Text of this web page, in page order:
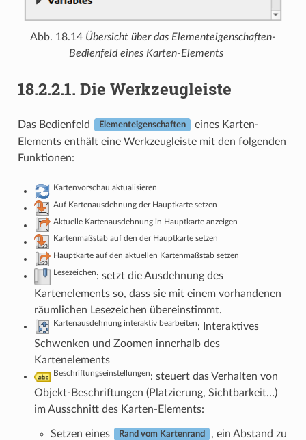
Abb. 18.14 Übersicht über das Elementeigenschaften-
Bedienfeld eines Karten-Elements
18.2.2.1. Die Werkzeugleiste
Das Bedienfeld Elementeigenschaften
eines Karten-
Elements enthält eine Werkzeugleiste mit den folgenden
Funktionen:
Kartenvorschau aktualisieren
Auf Kartenausdehnung der Hauptkarte setzen
Aktuelle Kartenausdehnung in Hauptkarte anzeigen
Kartenmaßstab auf den der Hauptkarte setzen
Hauptkarte auf den aktuellen Kartenmaßstab setzen
Lesezeichen: setzt die Ausdehnung des
Kartenelements so, dass sie mit einem vorhandenen
räumlichen Lesezeichen übereinstimmt.
Kartenausdehnung interaktiv bearbeiten: Interaktives
Schwenken und Zoomen innerhalb des
Kartenelements
Beschriftungseinstellungen: steuert das Verhalten von
Objekt-Beschriftungen (Platzierung, Sichtbarkeit…)
im Ausschnitt des Karten-Elements:
Setzen eines Rand vom Kartenrand
, ein Abstand zu